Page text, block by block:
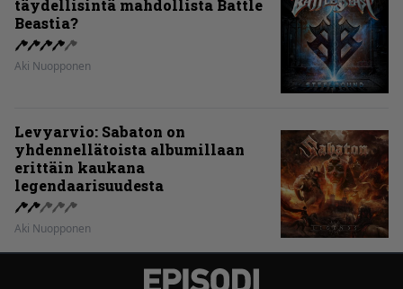
täydellisintä mahdollista Battle
Beastia?
Aki Nuopponen
Levyarvio: Sabaton on
yhdennellätoista albumillaan
erittäin kaukana
legendaarisuudesta
Aki Nuopponen